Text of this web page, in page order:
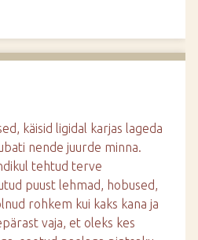
käisid ligidal karjas lageda
nende juurde minna.
tehtud terve
puust lehmad, hobused,
rohkem kui kaks kana ja
vaja, et oleks kes